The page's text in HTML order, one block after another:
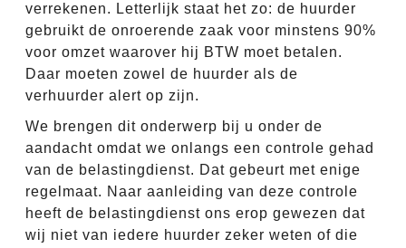
verrekenen. Letterlijk staat het zo: de huurder
gebruikt de onroerende zaak voor minstens 90%
voor omzet waarover hij BTW moet betalen.
Daar moeten zowel de huurder als de
verhuurder alert op zijn.
We brengen dit onderwerp bij u onder de
aandacht omdat we onlangs een controle gehad
van de belastingdienst. Dat gebeurt met enige
regelmaat. Naar aanleiding van deze controle
heeft de belastingdienst ons erop gewezen dat
wij niet van iedere huurder zeker weten of die